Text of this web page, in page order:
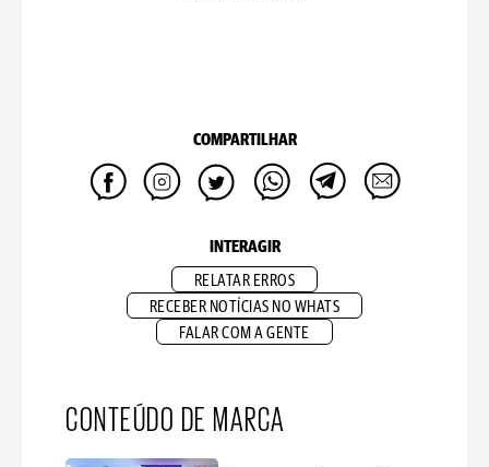
COMPARTILHAR
INTERAGIR
RELATAR ERROS
RECEBER NOTÍCIAS NO WHATS
FALAR COM A GENTE
CONTEÚDO DE MARCA